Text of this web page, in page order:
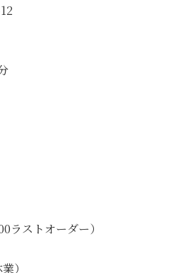
ラストオーダー）
）